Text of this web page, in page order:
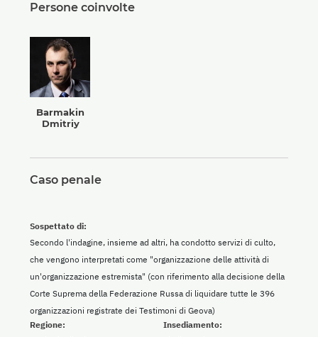
Persone coinvolte
Barmakin
Dmitriy
Caso penale
Regione:
Insediamento:
Sospettato di:
Secondo l'indagine, insieme ad altri, ha condotto servizi di culto,
che vengono interpretati come "organizzazione delle attività di
un'organizzazione estremista" (con riferimento alla decisione della
Corte Suprema della Federazione Russa di liquidare tutte le 396
organizzazioni registrate dei Testimoni di Geova)